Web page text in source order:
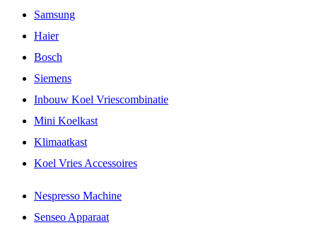
Samsung
Haier
Bosch
Siemens
Inbouw Koel Vriescombinatie
Mini Koelkast
Klimaatkast
Koel Vries Accessoires
Nespresso Machine
Senseo Apparaat